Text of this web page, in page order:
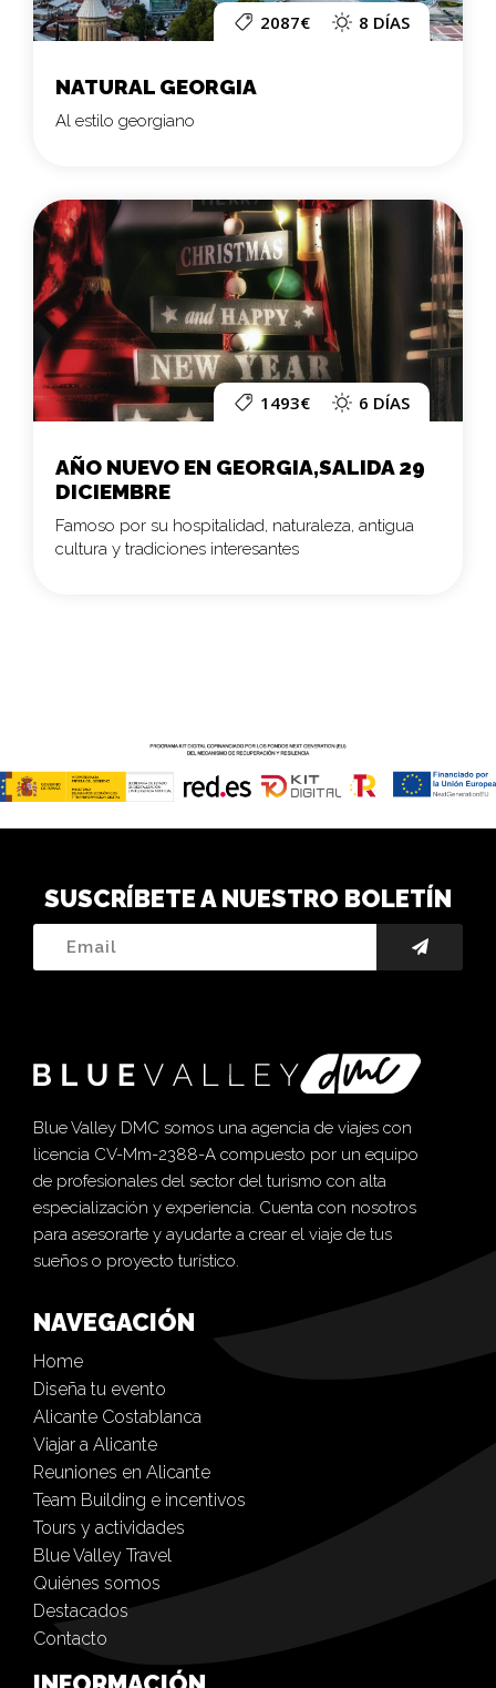
2087€ 8 DÍAS
NATURAL GEORGIA
Al estilo georgiano
1493€ 6 DÍAS
AÑO NUEVO EN GEORGIA,SALIDA 29
DICIEMBRE
Famoso por su hospitalidad, naturaleza, antigua
cultura y tradiciones interesantes
SUSCRÍBETE A NUESTRO BOLETÍN
Blue Valley DMC somos una agencia de viajes con
licencia CV-Mm-2388-A compuesto por un equipo
de profesionales del sector del turismo con alta
especialización y experiencia. Cuenta con nosotros
para asesorarte y ayudarte a crear el viaje de tus
sueños o proyecto turístico.
NAVEGACIÓN
Home
Diseña tu evento
Alicante Costablanca
Viajar a Alicante
Reuniones en Alicante
Team Building e incentivos
Tours y actividades
Blue Valley Travel
Quiénes somos
Destacados
Contacto